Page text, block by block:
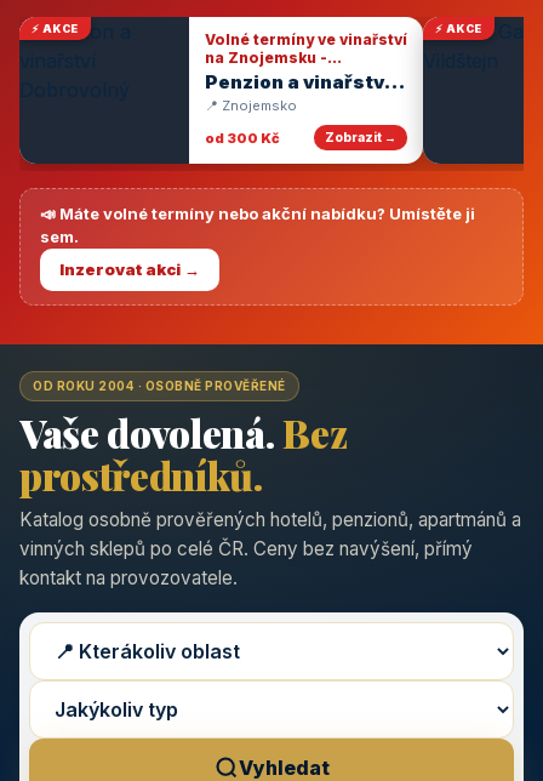
⚡ AKCE
Volné termíny ve vinařství
na Znojemsku -
degustace vín
Penzion a vinařství
Dobrovolný
📍 Znojemsko
od 300 Kč
Zobrazit →
⚡ AKCE
📣 Máte volné termíny nebo akční nabídku? Umístěte ji
sem.
Inzerovat akci →
OD ROKU 2004 · OSOBNĚ PROVĚŘENÉ
Vaše dovolená.Bez
prostředníků.
Katalog osobně prověřených hotelů, penzionů, apartmánů a
vinných sklepů po celé ČR. Ceny bez navýšení, přímý
kontakt na provozovatele.
Vyhledat